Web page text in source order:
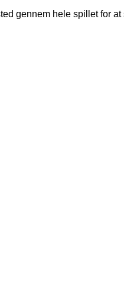
gennem hele spillet for at